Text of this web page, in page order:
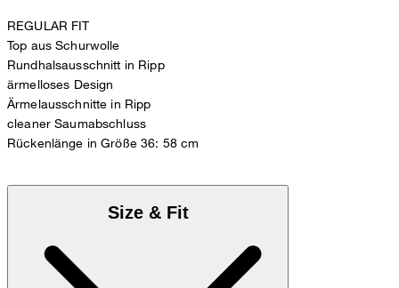
REGULAR FIT
Top aus Schurwolle
Rundhalsausschnitt in Ripp
ärmelloses Design
Ärmelausschnitte in Ripp
cleaner Saumabschluss
Rückenlänge in Größe 36: 58 cm
Size & Fit